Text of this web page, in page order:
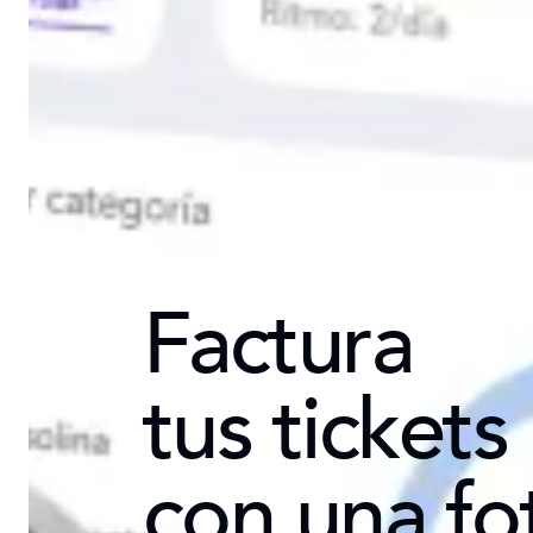
Factura
tus tickets